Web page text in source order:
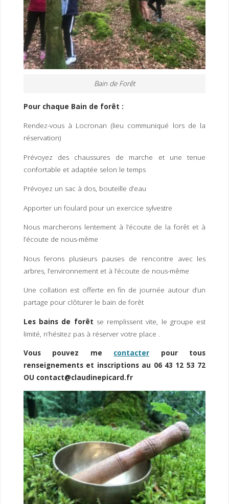
Bain de Forêt
Pour chaque Bain de forêt :
Rendez-vous à Locronan (lieu communiqué lors de la
réservation)
Prévoyez des chaussures de marche et une tenue
confortable et adaptée selon le temps
Prévoyez un sac à dos, bouteille d’eau
Apporter un foulard pour un exercice sylvestre
Nous marcherons lentement à l’écoute de la forêt et à
l’écoute de nous-même
Nous ferons plusieurs pauses de rencontre avec les
arbres, l’environnement et à l’écoute de nous-même
Une collation est offerte en fin de journée autour d’un
partage pour clôturer le bain de forêt
Les bains de forêt se remplissent vite, le groupe est
limité, n’hésitez pas à réserver votre place .
Vous pouvez me contacter pour tous
renseignements et inscriptions au 06 43 12 53 72
OU contact@claudinepicard.fr